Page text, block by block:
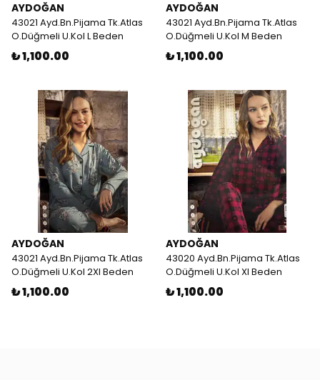
AYDOĞAN
43021 Ayd.Bn.Pijama Tk.Atlas
O.Düğmeli U.Kol L Beden
₺ 1,100.00
AYDOĞAN
43021 Ayd.Bn.Pijama Tk.Atlas
O.Düğmeli U.Kol M Beden
₺ 1,100.00
AYDOĞAN
43021 Ayd.Bn.Pijama Tk.Atlas
O.Düğmeli U.Kol 2Xl Beden
₺ 1,100.00
AYDOĞAN
43020 Ayd.Bn.Pijama Tk.Atlas
O.Düğmeli U.Kol Xl Beden
₺ 1,100.00